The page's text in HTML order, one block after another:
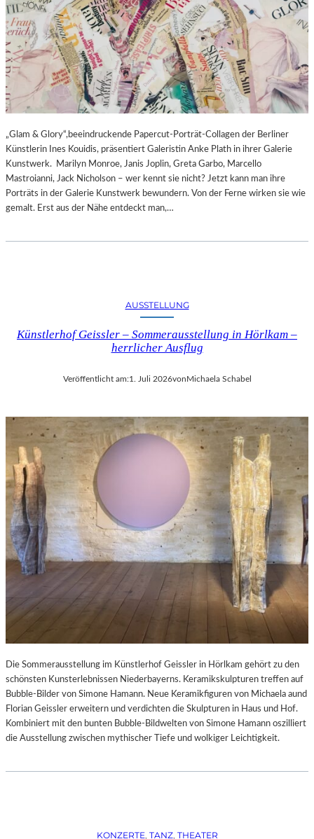
„Glam & Glory“,beeindruckende Papercut-Porträt-Collagen der Berliner
Künstlerin Ines Kouidis, präsentiert Galeristin Anke Plath in ihrer Galerie
Kunstwerk. Marilyn Monroe, Janis Joplin, Greta Garbo, Marcello
Mastroianni, Jack Nicholson – wer kennt sie nicht? Jetzt kann man ihre
Porträts in der Galerie Kunstwerk bewundern. Von der Ferne wirken sie wie
gemalt. Erst aus der Nähe entdeckt man,…
AUSSTELLUNG
Künstlerhof Geissler – Sommerausstellung in Hörlkam –
herrlicher Ausflug
Veröffentlicht am:1. Juli 2026vonMichaela Schabel
Die Sommerausstellung im Künstlerhof Geissler in Hörlkam gehört zu den
schönsten Kunsterlebnissen Niederbayerns. Keramikskulpturen treffen auf
Bubble-Bilder von Simone Hamann. Neue Keramikfiguren von Michaela aund
Florian Geissler erweitern und verdichten die Skulpturen in Haus und Hof.
Kombiniert mit den bunten Bubble-Bildwelten von Simone Hamann oszilliert
die Ausstellung zwischen mythischer Tiefe und wolkiger Leichtigkeit.
KONZERTE, TANZ, THEATER